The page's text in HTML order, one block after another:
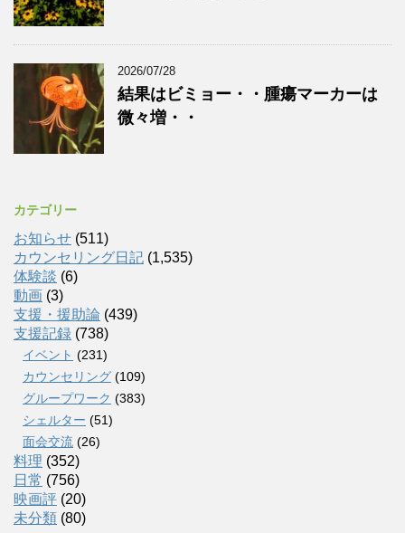
2026/07/28
結果はビミョー・・腫瘍マーカーは
微々増・・
カテゴリー
お知らせ (511)
カウンセリング日記 (1,535)
体験談 (6)
動画 (3)
支援・援助論 (439)
支援記録 (738)
イベント (231)
カウンセリング (109)
グループワーク (383)
シェルター (51)
面会交流 (26)
料理 (352)
日常 (756)
映画評 (20)
未分類 (80)